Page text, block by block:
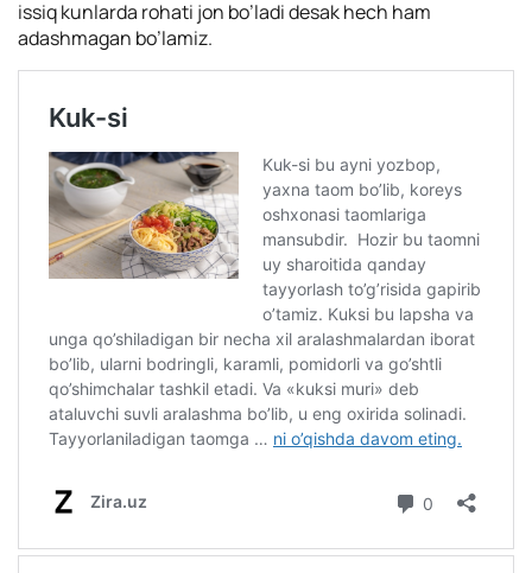
issiq kunlarda rohati jon bo’ladi desak hech ham
adashmagan bo’lamiz.